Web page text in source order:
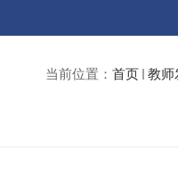
当前位置： 首页 教师